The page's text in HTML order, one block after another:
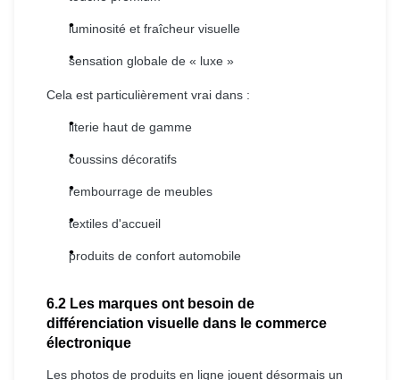
luminosité et fraîcheur visuelle
sensation globale de « luxe »
Cela est particulièrement vrai dans :
literie haut de gamme
coussins décoratifs
rembourrage de meubles
textiles d'accueil
produits de confort automobile
6.2 Les marques ont besoin de
différenciation visuelle dans le commerce
électronique
Les photos de produits en ligne jouent désormais un